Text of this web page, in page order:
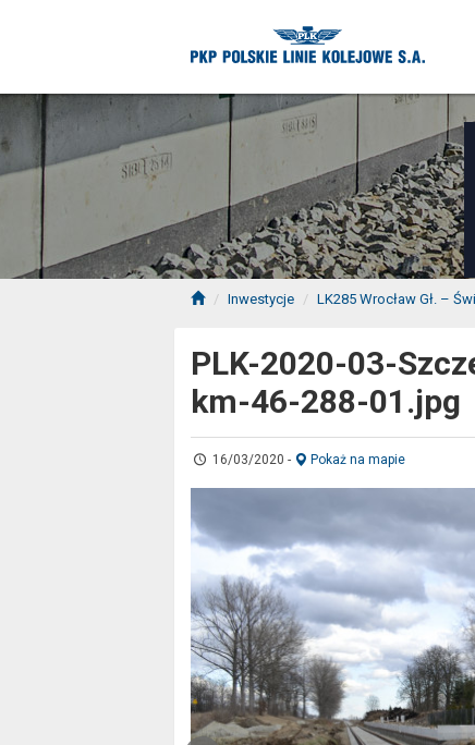
Inwestycje LK285 Wrocław Gł. –
PLK-2020-03-
km-46-288-01.jpg
16/03/2020 - Pokaż na mapie